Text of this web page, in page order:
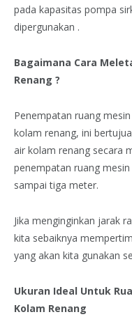
pada kapasitas pompa
dipergunakan .
Bagaimana Cara
Renang ?
Penempatan ruang
kolam renang, ini
air kolam renang secara
penempatan ruang
sampai tiga meter.
Jika menginginkan jarak
kita sebaiknya
yang akan kita gunakan
Ukuran Ideal Untuk
Kolam Renang